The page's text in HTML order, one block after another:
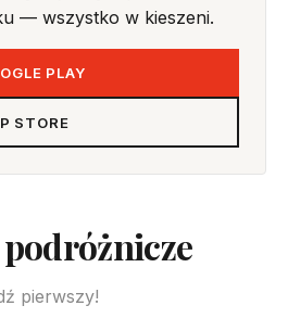
— wszystko w kieszeni.
PLAY
STORE
pierwszy!